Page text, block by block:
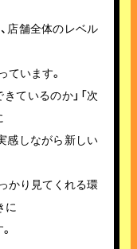
店舗全体のレベル
ています。
ているのか」「次
感しながら新しい
かり見てくれる環
に